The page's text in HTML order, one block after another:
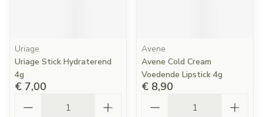
Uriage
Uriage Stick Hydraterend
4g
€ 7,00
Avene
Avene Cold Cream
Voedende Lipstick 4g
€ 8,90